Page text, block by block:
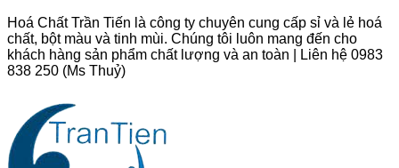
Hoá Chất Trần Tiến là công ty chuyên cung cấp sỉ và lẻ hoá
chất, bột màu và tinh mùi. Chúng tôi luôn mang đến cho
khách hàng sản phẩm chất lượng và an toàn | Liên hệ 0983
838 250 (Ms Thuỷ)